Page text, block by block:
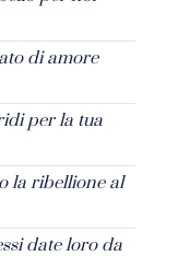
di amore
per la tua
la ribellione al
date loro da